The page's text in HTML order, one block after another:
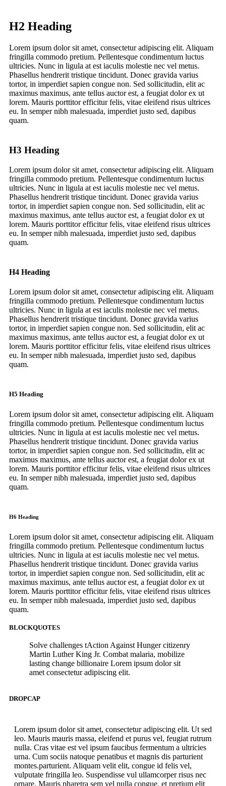
H2 Heading
Lorem ipsum dolor sit amet, consectetur adipiscing elit. Aliquam
fringilla commodo pretium. Pellentesque condimentum luctus
ultricies. Nunc in ligula at est iaculis molestie nec vel metus.
Phasellus hendrerit tristique tincidunt. Donec gravida varius
tortor, in imperdiet sapien congue non. Sed sollicitudin, elit ac
maximus maximus, ante tellus auctor est, a feugiat dolor ex ut
lorem. Mauris porttitor efficitur felis, vitae eleifend risus ultrices
eu. In semper nibh malesuada, imperdiet justo sed, dapibus
quam.
H3 Heading
Lorem ipsum dolor sit amet, consectetur adipiscing elit. Aliquam
fringilla commodo pretium. Pellentesque condimentum luctus
ultricies. Nunc in ligula at est iaculis molestie nec vel metus.
Phasellus hendrerit tristique tincidunt. Donec gravida varius
tortor, in imperdiet sapien congue non. Sed sollicitudin, elit ac
maximus maximus, ante tellus auctor est, a feugiat dolor ex ut
lorem. Mauris porttitor efficitur felis, vitae eleifend risus ultrices
eu. In semper nibh malesuada, imperdiet justo sed, dapibus
quam.
H4 Heading
Lorem ipsum dolor sit amet, consectetur adipiscing elit. Aliquam
fringilla commodo pretium. Pellentesque condimentum luctus
ultricies. Nunc in ligula at est iaculis molestie nec vel metus.
Phasellus hendrerit tristique tincidunt. Donec gravida varius
tortor, in imperdiet sapien congue non. Sed sollicitudin, elit ac
maximus maximus, ante tellus auctor est, a feugiat dolor ex ut
lorem. Mauris porttitor efficitur felis, vitae eleifend risus ultrices
eu. In semper nibh malesuada, imperdiet justo sed, dapibus
quam.
H5 Heading
Lorem ipsum dolor sit amet, consectetur adipiscing elit. Aliquam
fringilla commodo pretium. Pellentesque condimentum luctus
ultricies. Nunc in ligula at est iaculis molestie nec vel metus.
Phasellus hendrerit tristique tincidunt. Donec gravida varius
tortor, in imperdiet sapien congue non. Sed sollicitudin, elit ac
maximus maximus, ante tellus auctor est, a feugiat dolor ex ut
lorem. Mauris porttitor efficitur felis, vitae eleifend risus ultrices
eu. In semper nibh malesuada, imperdiet justo sed, dapibus
quam.
H6 Heading
Lorem ipsum dolor sit amet, consectetur adipiscing elit. Aliquam
fringilla commodo pretium. Pellentesque condimentum luctus
ultricies. Nunc in ligula at est iaculis molestie nec vel metus.
Phasellus hendrerit tristique tincidunt. Donec gravida varius
tortor, in imperdiet sapien congue non. Sed sollicitudin, elit ac
maximus maximus, ante tellus auctor est, a feugiat dolor ex ut
lorem. Mauris porttitor efficitur felis, vitae eleifend risus ultrices
eu. In semper nibh malesuada, imperdiet justo sed, dapibus
quam.
BLOCKQUOTES
Solve challenges tAction Against Hunger citizenry
Martin Luther King Jr. Combat malaria, mobilize
lasting change billionaire Lorem ipsum dolor sit
amet consectetur adipiscing elit.
DROPCAP
Lorem ipsum dolor sit amet, consectetur adipiscing elit. Ut sed
leo. Mauris mauris massa, eleifend et purus vel, feugiat rutrum
nulla. Cras vitae est vel ipsum faucibus fermentum a ultricies
urna. Cum sociis natoque penatibus et magnis dis parturient
montes.parturient. Aliquam velit elit, congue id felis vel,
vulputate fringilla leo. Suspendisse vul ullamcorper risus nec
ornare. Mauris pharetra sem vel nulla congue, et pretium elit